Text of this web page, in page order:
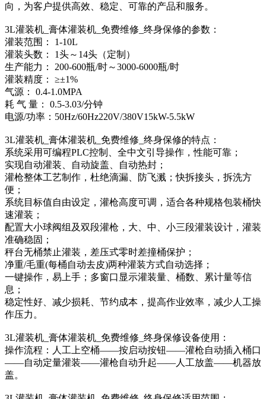
向，为客户提供高效、稳定、可靠的产品和服务。
3L灌装机_膏体灌装机_免费维修_终身保修的参数：
灌装范围： 1-10L
灌装头数： 1头～14头（定制）
生产能力： 200-600瓶/时～3000-6000瓶/时
灌装精度： ≥±1%
气源： 0.4-1.0MPA
耗 气 量： 0.5-3.03/分钟
电源/功率：50Hz/60Hz220V/380V15kW-5.5kW
3L灌装机_膏体灌装机_免费维修_终身保修的特点：
系统采用可编程PLC控制、全中文引导操作，性能可靠；
实现自动灌装、自动旋盖、自动热封；
灌枪整体工艺制作，杜绝滴漏、防飞溅；快拆接头，拆洗方
便；
系统目标值自由设定，灌枪高度可调，适合各种规格包装桶快
速灌装；
配置大小球阀组及双段灌枪，大、中、小三段灌装设计，灌装
准确稳固；
秤台无桶禁止灌装，差压式零时差撞桶保护；
净重/毛重(每桶自动去皮)两种灌装方式自动选择；
一键操作，易上手；多窗口显示灌装量、桶数、累计量等信
息；
稳定性好、减少损耗、节约成本，提高作业效率，减少人工操
作压力。
3L灌装机_膏体灌装机_免费维修_终身保修设备使用：
操作流程：人工上空桶——按启动按钮——灌枪自动插入桶口
——自动定量灌装——灌枪自动升起——人工放盖——机器放
盖。